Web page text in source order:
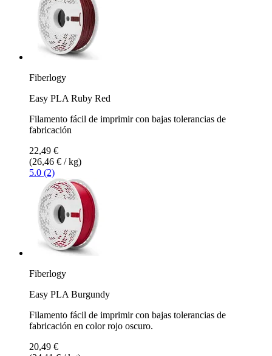
Fiberlogy
Easy PLA Ruby Red
Filamento fácil de imprimir con bajas tolerancias de
fabricación
22,49 €
(26,46 € / kg)
5.0 (2)
Fiberlogy
Easy PLA Burgundy
Filamento fácil de imprimir con bajas tolerancias de
fabricación en color rojo oscuro.
20,49 €